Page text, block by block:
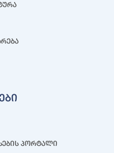
პორტალი